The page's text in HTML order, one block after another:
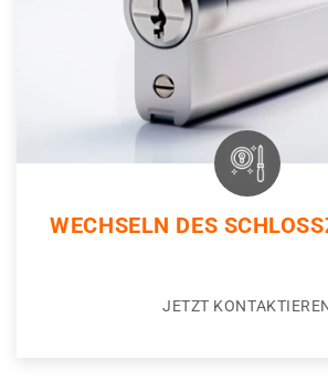
WECHSELN DES
JETZT